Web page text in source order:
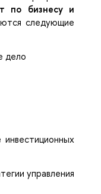
по бизнесу и
следующие
дело
управления